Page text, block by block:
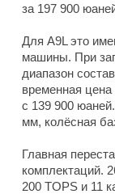
за 197 900
Для A9L это
машины. При
диапазон
временная
с 139 900
мм, колёсная
Главная
комплектаций.
200 TOPS и 11